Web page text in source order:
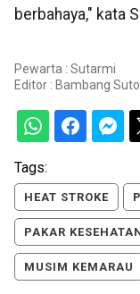
berbahaya," kata
Pewarta : Sutarmi
Editor : Bambang
Tags:
HEAT STROKE
PAKAR
MUSIM KEMARAU